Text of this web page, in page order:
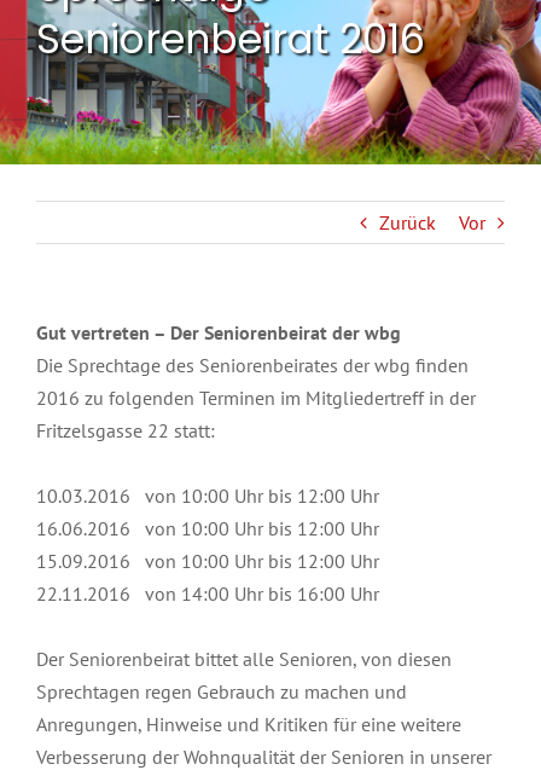
Seniorenbeirat 2016
Zurück Vor
Gut vertreten – Der Seniorenbeirat der wbg
Die Sprechtage des Seniorenbeirates der wbg finden
2016 zu folgenden Terminen im Mitgliedertreff in der
Fritzelsgasse 22 statt:
10.03.2016 von 10:00 Uhr bis 12:00 Uhr
16.06.2016 von 10:00 Uhr bis 12:00 Uhr
15.09.2016 von 10:00 Uhr bis 12:00 Uhr
22.11.2016 von 14:00 Uhr bis 16:00 Uhr
Der Seniorenbeirat bittet alle Senioren, von diesen
Sprechtagen regen Gebrauch zu machen und
Anregungen, Hinweise und Kritiken für eine weitere
Verbesserung der Wohnqualität der Senioren in unserer